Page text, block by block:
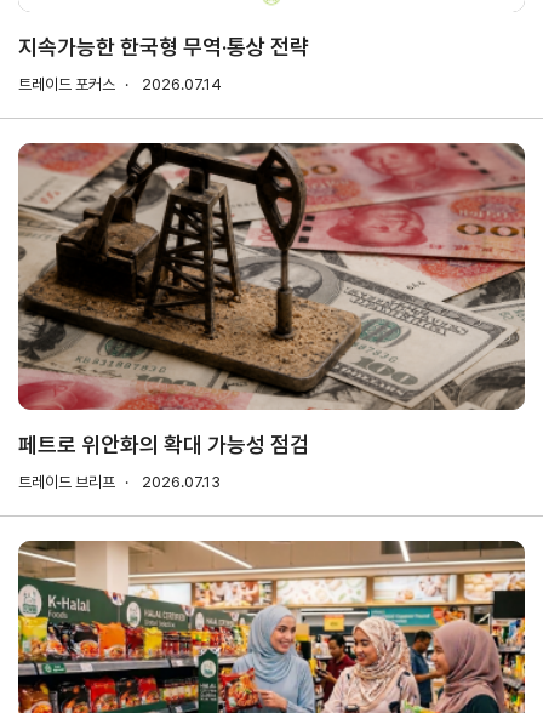
여행카
드
ABTC
회의실
임대
수출입
물류포
털
해외지
부
현지지
원
·KITA
POST
랜치
자문·상담
Trade
Pro
TradePro's
초이스
1:1상담
오픈상담
AI
상담
컨설팅
무역현장컨설팅
FTA컨설팅
무역실
용어
서식
회계
사례
무역실무
건의
Q&A
자주묻는
질문
지속가능한 한국형 무역·통상 전략
트레이드 포커스 2026.07.14
페트로 위안화의 확대 가능성 점검
트레이드 브리프 2026.07.13